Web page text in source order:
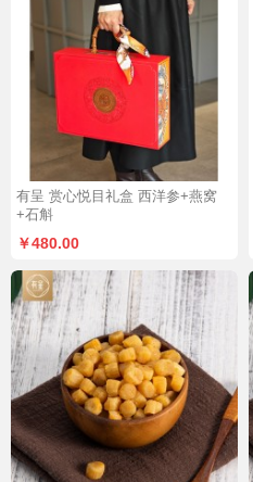
有呈 赏心悦目礼盒 西洋参+燕窝
+石斛
￥480.00